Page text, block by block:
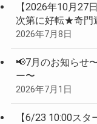
【2026年10月27
次第に好転★奇門
2026年7月8日
📢7月のお知らせ
ー〜
2026年7月1日
【6/23 10:00ス